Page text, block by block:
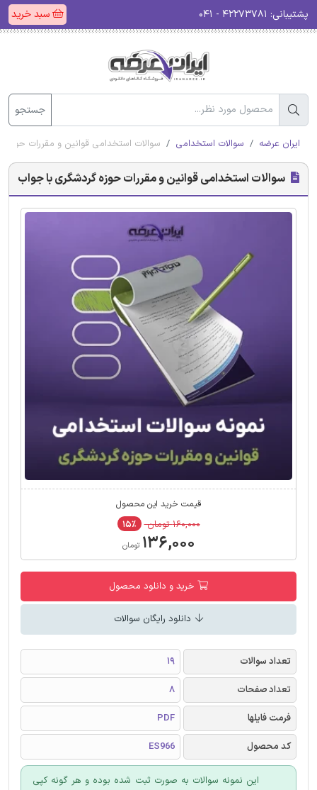
پشتیبانی: سبد خرید
جستجو
ایران عرضه سوالات استخدامی سوالات استخدامی قوانین و مقررات حوزه
سوالات استخدامی قوانین و مقررات حوزه گردشگری با جواب
قیمت خرید این محصول
۱۶۰,۰۰۰ تومان ۱۵٪
۱۳۶,۰۰۰ تومان
خرید و دانلود محصول
دانلود رایگان سوالات
تعداد سوالات
19
تعداد صفحات
8
فرمت فایلها
PDF
کد محصول
ES966
این نمونه سوالات به صورت ثبت شده بوده و هر گونه کپی